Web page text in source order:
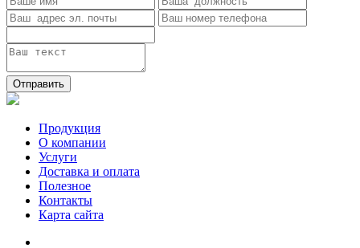
Отправить
Продукция
О компании
Услуги
Доставка и оплата
Полезное
Контакты
Карта сайта